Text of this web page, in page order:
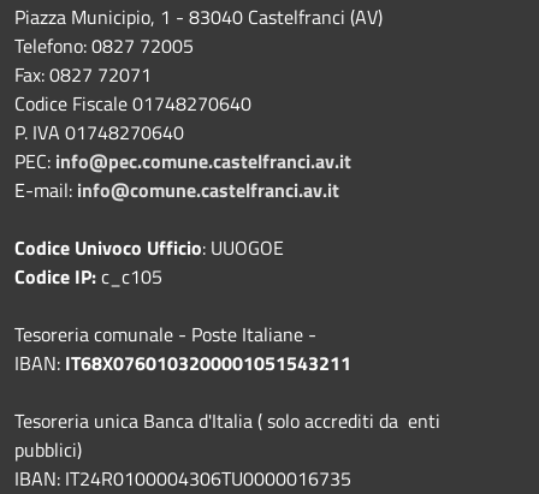
Piazza Municipio, 1 - 83040 Castelfranci (AV)
Telefono: 0827 72005
Fax: 0827 72071
Codice Fiscale 01748270640
P. IVA 01748270640
PEC: info@pec.comune.castelfranci.av.it
E-mail: info@comune.castelfranci.av.it
Codice Univoco Ufficio: UUOGOE
Codice IP:c_c105
Tesoreria comunale - Poste Italiane -
IBAN: IT68X0760103200001051543211
Tesoreria unica Banca d'Italia ( solo accrediti da enti
pubblici)
IBAN: IT24R0100004306TU0000016735